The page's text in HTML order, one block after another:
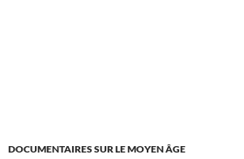
DOCUMENTAIRES SUR LE MOYEN ÂGE